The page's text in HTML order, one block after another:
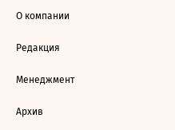
О компании
Редакция
Менеджмент
Архив